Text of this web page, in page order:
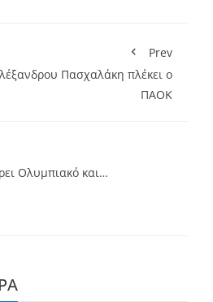
Prev
Πασχαλάκη πλέκει ο
ΠΑΟΚ
Ολυμπιακό και…